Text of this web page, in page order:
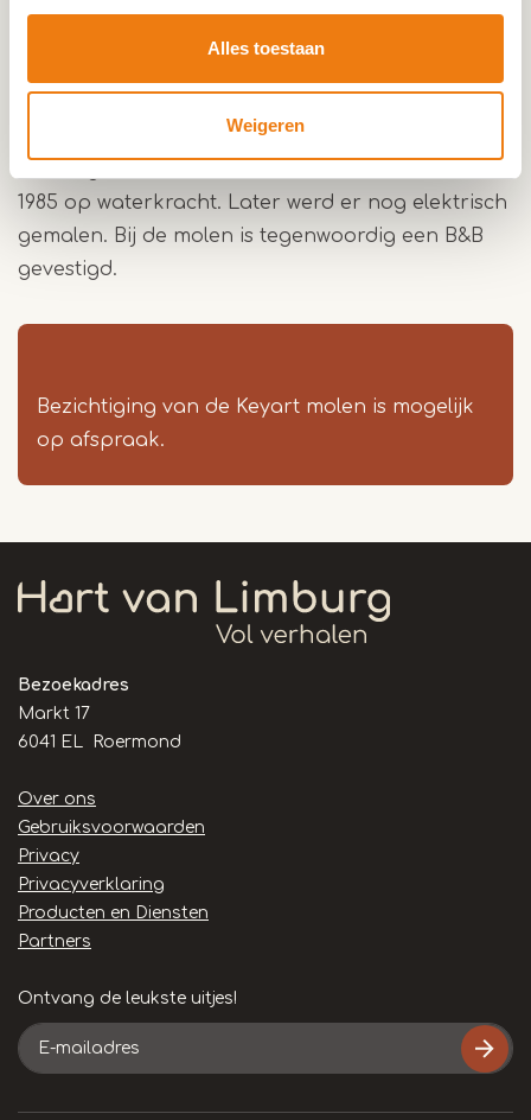
Alles toestaan
Weigeren
noordoostelijke en zuidoostelijke vleugel. In 1850
familie Galdermans. In 1923 werd het molenrad
1985 op waterkracht. Later werd er nog elektrisch
gemalen. Bij de molen is tegenwoordig een B&B
gevestigd.
Bezichtiging van de Keyart molen is mogelijk
op afspraak.
Bezoekadres
Markt 17
6041 EL Roermond
Handige
links
Over ons
Gebruiksvoorwaarden
Privacy
Privacyverklaring
Producten en Diensten
Partners
Ontvang de leukste uitjes!
E-
mailadres